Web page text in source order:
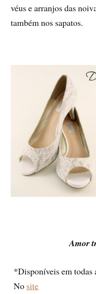
véus e arranjos das
também nos sapatos.
Amor
*Disponíveis em todas
No site